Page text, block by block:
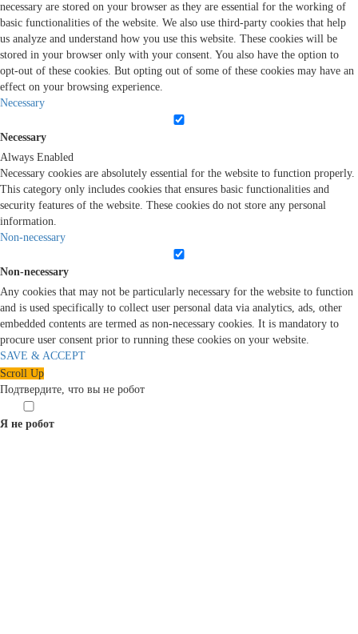
necessary are stored on your browser as they are essential for the working of
basic functionalities of the website. We also use third-party cookies that help
us analyze and understand how you use this website. These cookies will be
stored in your browser only with your consent. You also have the option to
opt-out of these cookies. But opting out of some of these cookies may have an
effect on your browsing experience.
Necessary
Necessary
Always Enabled
Necessary cookies are absolutely essential for the website to function properly.
This category only includes cookies that ensures basic functionalities and
security features of the website. These cookies do not store any personal
information.
Non-necessary
Non-necessary
Any cookies that may not be particularly necessary for the website to function
and is used specifically to collect user personal data via analytics, ads, other
embedded contents are termed as non-necessary cookies. It is mandatory to
procure user consent prior to running these cookies on your website.
SAVE & ACCEPT
Scroll Up
Подтвердите, что вы не робот
Я не робот